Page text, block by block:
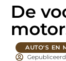
De
AUTO'S EN